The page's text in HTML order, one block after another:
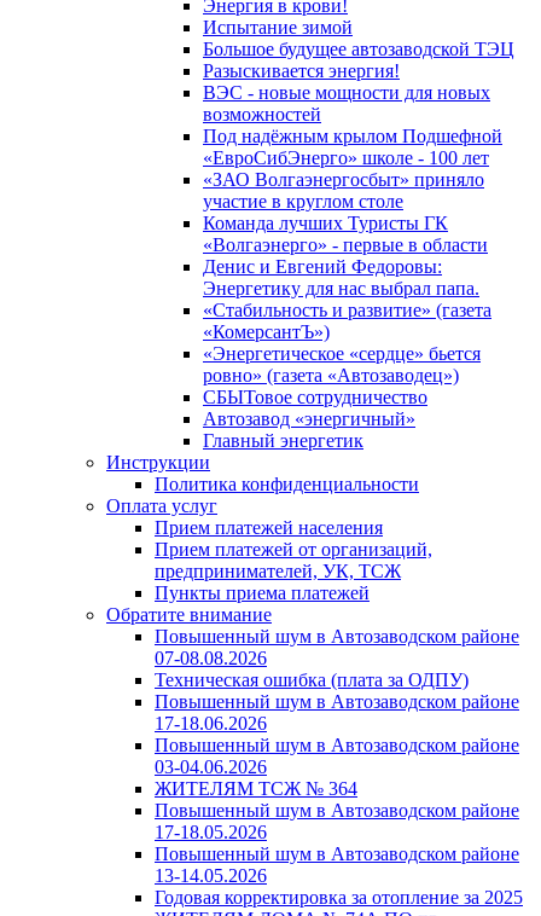
Энергия в крови!
Испытание зимой
Большое будущее автозаводской ТЭЦ
Разыскивается энергия!
ВЭС - новые мощности для новых
возможностей
Под надёжным крылом Подшефной
«ЕвроСибЭнерго» школе - 100 лет
«ЗАО Волгаэнергосбыт» приняло
участие в круглом столе
Команда лучших Туристы ГК
«Волгаэнерго» - первые в области
Денис и Евгений Федоровы:
Энергетику для нас выбрал папа.
«Стабильность и развитие» (газета
«КомерсантЪ»)
«Энергетическое «сердце» бьется
ровно» (газета «Автозаводец»)
СБЫТовое сотрудничество
Автозавод «энергичный»
Главный энергетик
Инструкции
Политика конфиденциальности
Оплата услуг
Прием платежей населения
Прием платежей от организаций,
предпринимателей, УК, ТСЖ
Пункты приема платежей
Обратите внимание
Повышенный шум в Автозаводском районе
07-08.08.2026
Техническая ошибка (плата за ОДПУ)
Повышенный шум в Автозаводском районе
17-18.06.2026
Повышенный шум в Автозаводском районе
03-04.06.2026
ЖИТЕЛЯМ ТСЖ № 364
Повышенный шум в Автозаводском районе
17-18.05.2026
Повышенный шум в Автозаводском районе
13-14.05.2026
Годовая корректировка за отопление за 2025